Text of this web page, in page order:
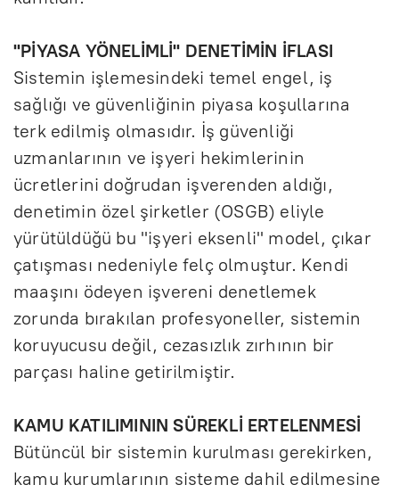
"PİYASA YÖNELİMLİ" DENETİMİN İFLASI
Sistemin işlemesindeki temel engel, iş
sağlığı ve güvenliğinin piyasa koşullarına
terk edilmiş olmasıdır. İş güvenliği
uzmanlarının ve işyeri hekimlerinin
ücretlerini doğrudan işverenden aldığı,
denetimin özel şirketler (OSGB) eliyle
yürütüldüğü bu "işyeri eksenli" model, çıkar
çatışması nedeniyle felç olmuştur. Kendi
maaşını ödeyen işvereni denetlemek
zorunda bırakılan profesyoneller, sistemin
koruyucusu değil, cezasızlık zırhının bir
parçası haline getirilmiştir.
KAMU KATILIMININ SÜREKLİ ERTELENMESİ
Bütüncül bir sistemin kurulması gerekirken,
kamu kurumlarının sisteme dahil edilmesine